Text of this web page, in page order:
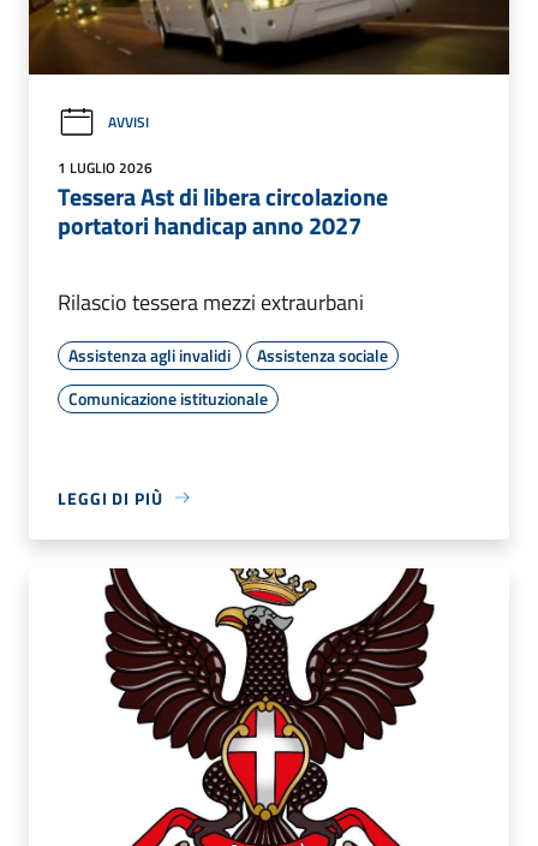
AVVISI
1 LUGLIO 2026
Tessera Ast di libera circolazione
portatori handicap anno 2027
Rilascio tessera mezzi extraurbani
Assistenza agli invalidi
Assistenza sociale
Comunicazione istituzionale
LEGGI DI PIÙ